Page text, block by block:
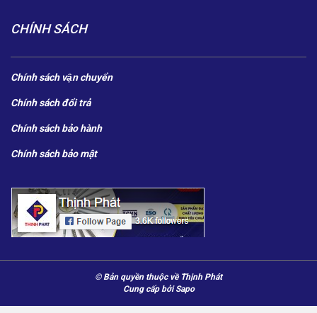
CHÍNH SÁCH
Chính sách vận chuyển
Chính sách đổi trả
Chính sách bảo hành
Chính sách bảo mật
© Bản quyền thuộc về Thịnh Phát
Cung cấp bởiSapo